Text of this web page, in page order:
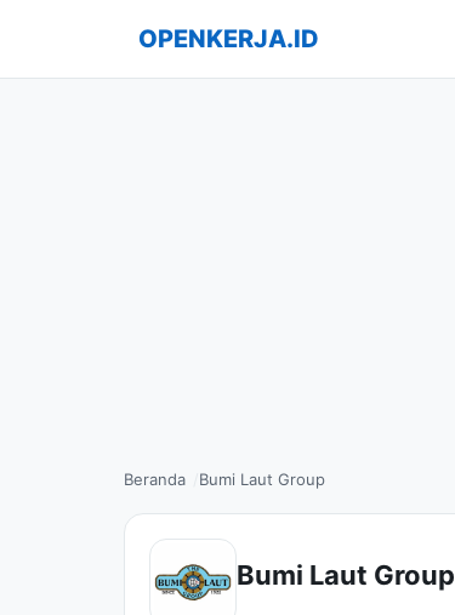
OPENKERJA.ID
Beranda Bumi Laut Group
Bumi Laut Group